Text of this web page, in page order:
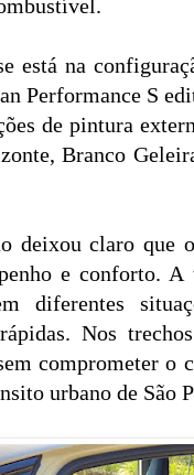
está na
Performance S
de pintura
Branco
deixou claro que
e conforto.
diferentes
Nos
comprometer o
urbano de São